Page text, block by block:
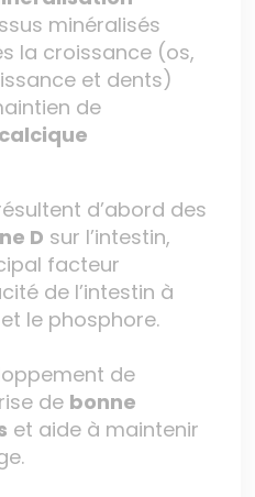
minéralisés
la croissance (os,
et dents)
de
calcique
d’abord des
D sur l’intestin,
facteur
de l’intestin à
le phosphore.
de
de bonne
et aide à maintenir